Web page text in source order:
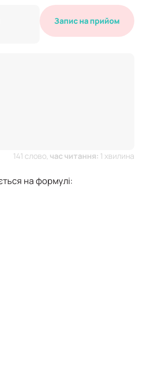
Запис на прийом
141 слово, час читання: 1 хвилина
на формулі: